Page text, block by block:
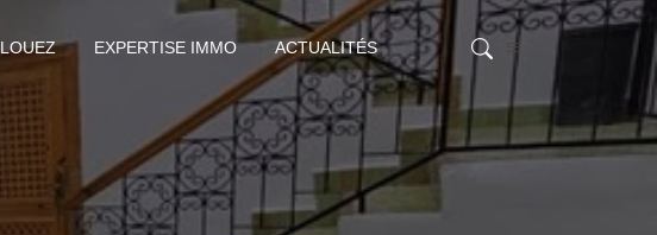
EXPERTISE IMMO ACTUALITÉS